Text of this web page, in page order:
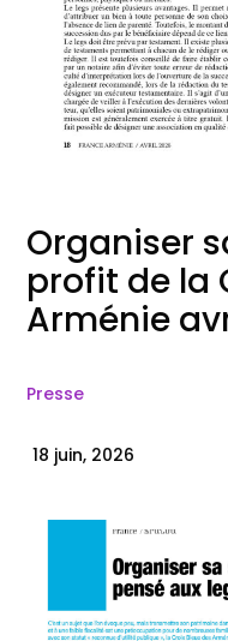
Organiser
profit de la
Arménie
Presse
18 juin, 2026